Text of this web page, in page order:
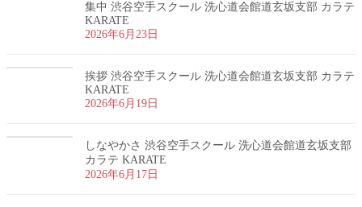
集中 渋谷空手スクール 洗心道会館道玄坂支部 カラテ
KARATE
2026年6月23日
挨拶 渋谷空手スクール 洗心道会館道玄坂支部 カラテ
KARATE
2026年6月19日
しなやかさ 渋谷空手スクール 洗心道会館道玄坂支部
カラテ KARATE
2026年6月17日